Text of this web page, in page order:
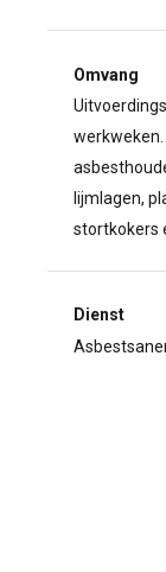
Omvang
lijmlagen,
stortkokers
Dienst